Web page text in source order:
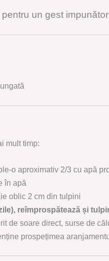
un gest
mult timp:
o aproximativ 2/3 cu apă
în apă
oblic 2 cm din tulpini
reîmprospătează și
de soare direct, surse de
prospețimea